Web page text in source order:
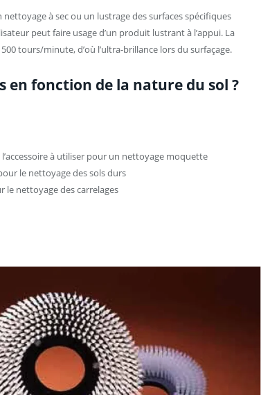
à sec ou un lustrage des surfaces spécifiques
peut faire usage d’un produit lustrant à l’appui. La
tours/minute, d’où l’ultra-brillance lors du surfaçage.
en fonction de la nature du sol ?
à utiliser pour un nettoyage moquette
le nettoyage des sols durs
le nettoyage des carrelages